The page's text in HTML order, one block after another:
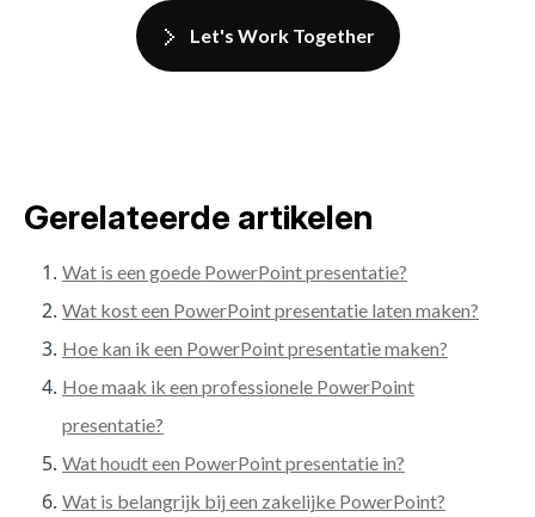
Let's Work Together
Gerelateerde artikelen
Wat is een goede PowerPoint presentatie?
Wat kost een PowerPoint presentatie laten maken?
Hoe kan ik een PowerPoint presentatie maken?
Hoe maak ik een professionele PowerPoint
presentatie?
Wat houdt een PowerPoint presentatie in?
Wat is belangrijk bij een zakelijke PowerPoint?